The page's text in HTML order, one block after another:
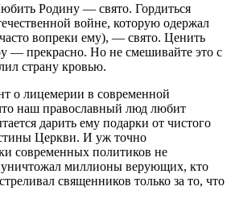
Родину — свято. Гордиться
войне, которую одержал
вопреки ему), — свято. Ценить
— прекрасно. Но не смешивайте это с
страну кровью.
о лицемерии в современной
наш православный люд любит
дарить ему подарки от чистого
Церкви. И уж точно
современных политиков не
уничтожал миллионы верующих, кто
священников только за то, что